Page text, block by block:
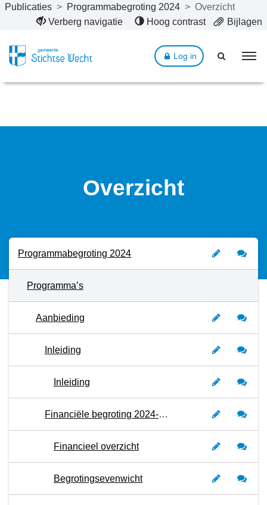
Naar hoofdinhoud
Publicaties > Programmabegroting 2024 > Overzicht
Verberg navigatie
Hoog contrast Bijlagen
Log in
Overzicht
Programmabegroting 2024
Programma’s
Aanbieding
Inleiding
Inleiding
Financiële begroting 2024-2027 - samenvatting -
Financieel overzicht
Begrotingsevenwicht